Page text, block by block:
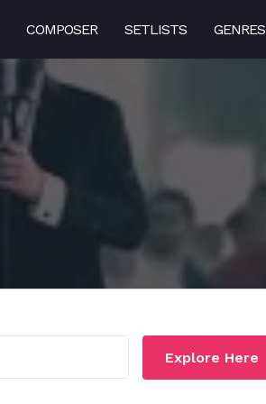
COMPOSER SETLISTS GENRES
Explore Here